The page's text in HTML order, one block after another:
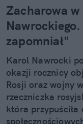
Zacharowa w
zapomniał"
Karol Nawrocki
okazji rocznicy
Rosji oraz wojny
rzeczniczka
która